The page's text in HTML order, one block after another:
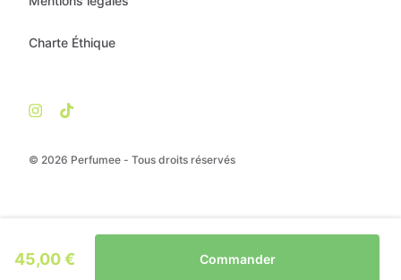
45,00 € Commander
© 2026 Perfumee - Tous droits réservés
Charte Éthique